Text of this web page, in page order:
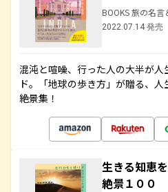
BOOKS 旅の名言
2022.07.14 発売
混沌と喧噪、行った人の大半が
ド。「地球の歩き方」が贈る、
絶景集！
生きる知恵
絶景１００